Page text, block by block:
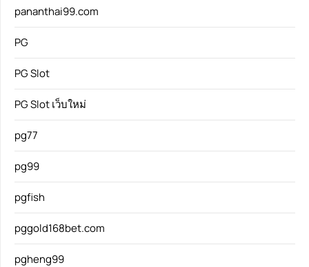
pananthai99.com
PG
PG Slot
PG Slot เว็บใหม่
pg77
pg99
pgfish
pggold168bet.com
pgheng99